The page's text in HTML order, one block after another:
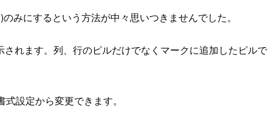
みにするという方法が中々思いつきませんでした。
れます。列、行のピルだけでなくマークに追加したピルで
設定から変更できます。